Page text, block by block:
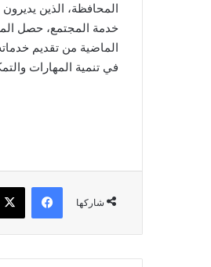
المحافظة، الذين
الماضية من تقديم
في تنمية المهارات
شاركها
فيسبوك